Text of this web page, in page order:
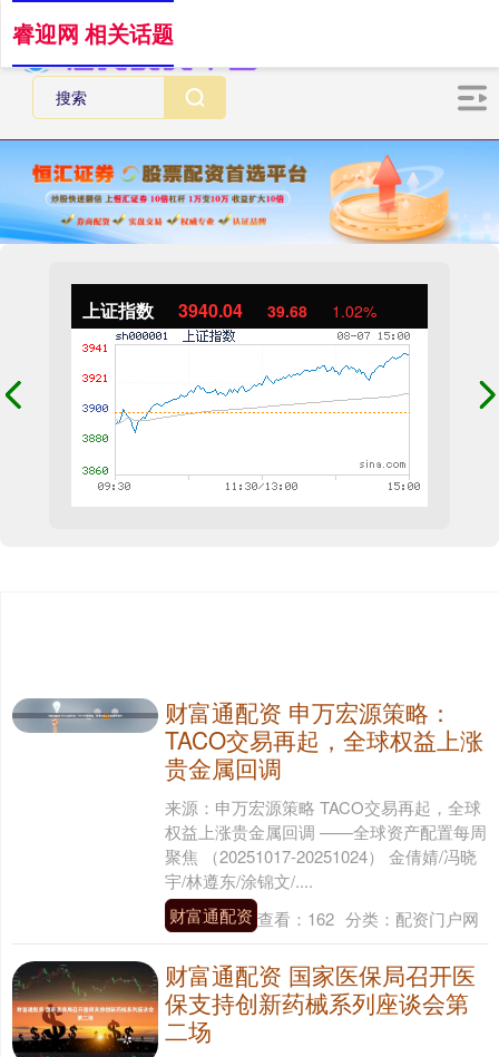
上证指数 3940.04 39.68 1.02%
睿迎网 相关话题
财富通配资 申万宏源策略：
TACO交易再起，全球权益上涨
贵金属回调
来源：申万宏源策略 TACO交易再起，全球
权益上涨贵金属回调 ——全球资产配置每周
聚焦 （20251017-20251024） 金倩婧/冯晓
宇/林遵东/涂锦文/....
财富通配资 查看： 162 分类： 配资门户网
财富通配资 国家医保局召开医
保支持创新药械系列座谈会第
二场